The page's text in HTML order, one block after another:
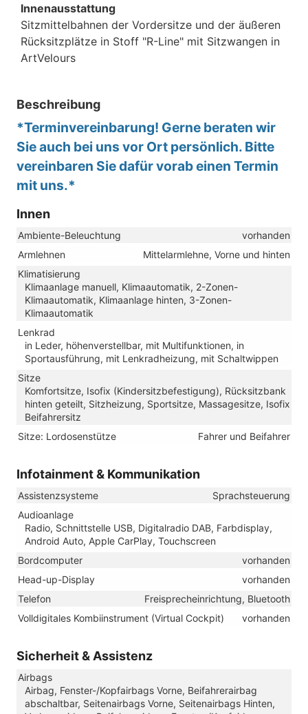
Innenausstattung
Sitzmittelbahnen der Vordersitze und der äußeren
Rücksitzplätze in Stoff "R-Line" mit Sitzwangen in
ArtVelours
Beschreibung
*Terminvereinbarung! Gerne beraten wir
Sie auch bei uns vor Ort persönlich. Bitte
vereinbaren Sie dafür vorab einen Termin
mit uns.*
Innen
Ambiente-Beleuchtung
vorhanden
Armlehnen
Mittelarmlehne, Vorne und hinten
Klimatisierung
Klimaanlage manuell, Klimaautomatik, 2-Zonen-
Klimaautomatik, Klimaanlage hinten, 3-Zonen-
Klimaautomatik
Lenkrad
in Leder, höhenverstellbar, mit Multifunktionen, in
Sportausführung, mit Lenkradheizung, mit Schaltwippen
Sitze
Komfortsitze, Isofix (Kindersitzbefestigung), Rücksitzbank
hinten geteilt, Sitzheizung, Sportsitze, Massagesitze, Isofix
Beifahrersitz
Sitze: Lordosenstütze
Fahrer und Beifahrer
Infotainment & Kommunikation
Assistenzsysteme
Sprachsteuerung
Audioanlage
Radio, Schnittstelle USB, Digitalradio DAB, Farbdisplay,
Android Auto, Apple CarPlay, Touchscreen
Bordcomputer
vorhanden
Head-up-Display
vorhanden
Telefon
Freisprecheinrichtung, Bluetooth
Volldigitales Kombiinstrument (Virtual Cockpit)
vorhanden
Sicherheit & Assistenz
Airbags
Airbag, Fenster-/Kopfairbags Vorne, Beifahrerairbag
abschaltbar, Seitenairbags Vorne, Seitenairbags Hinten,